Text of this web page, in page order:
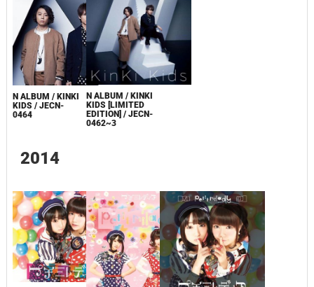
N ALBUM / KINKI
KIDS / JECN-
0464
N ALBUM / KINKI
KIDS [LIMITED
EDITION] / JECN-
0462~3
2014